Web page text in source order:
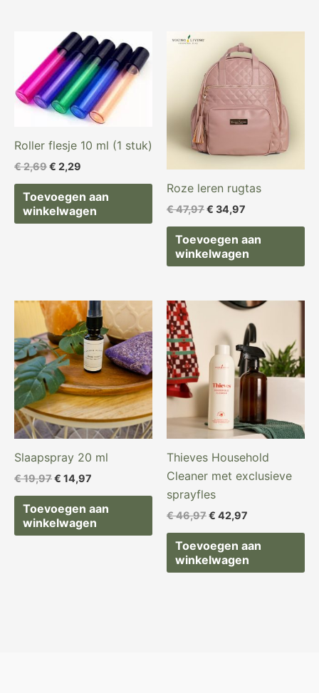
Roller flesje 10 ml (1 stuk)
€2,69
Oorspronkelijke
prijs
was:
€ 2,69.
€ 2,29
Huidige
prijs
is:
€ 2,29.
Toevoegen aan
winkelwagen
Roze leren rugtas
€47,97
prijs
was:
€ 47,97.
€ 34,97
prijs
is:
€ 34,97.
Toevoegen aan
winkelwagen
Slaapspray 20 ml
€19,97
Oorspronkelijke
prijs
was:
€ 19,97.
€ 14,97
Huidige
prijs
is:
€ 14,97.
Toevoegen aan
winkelwagen
Thieves Household
Cleaner met exclusieve
sprayfles
€46,97
Oorspronkelijke
was:
€ 46,97.
€ 42,97
Huidige
is:
€ 42,97.
Toevoegen aan
winkelwagen